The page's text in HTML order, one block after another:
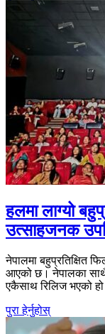
हलमा लाग्यो
उत्साहजनक
नेपालमा बहुप्रतिक्षित
आएको छ। नेपालका साथै
एकैसाथ रिलिज भएको
पुरा हेर्नुहोस्